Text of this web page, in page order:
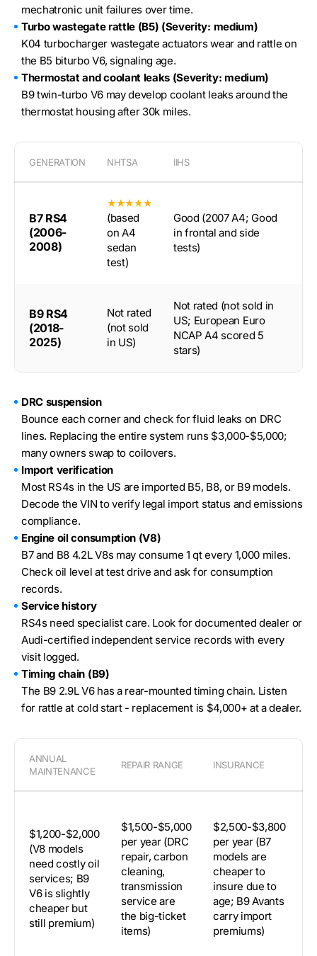
mechatronic unit failures over time.
Turbo wastegate rattle (B5) (Severity: medium)
K04 turbocharger wastegate actuators wear and rattle on
the B5 biturbo V6, signaling age.
Thermostat and coolant leaks (Severity: medium)
B9 twin-turbo V6 may develop coolant leaks around the
thermostat housing after 30k miles.
GENERATION NHTSA IIHS
B7 RS4
(2006-
2008)
★★★★★
(based
on A4
sedan
test)
Good (2007 A4; Good
in frontal and side
tests)
B9 RS4
(2018-
2025)
Not rated
(not sold
in US)
Not rated (not sold in
US; European Euro
NCAP A4 scored 5
stars)
DRC suspension
Bounce each corner and check for fluid leaks on DRC
lines. Replacing the entire system runs $3,000-$5,000;
many owners swap to coilovers.
Import verification
Most RS4s in the US are imported B5, B8, or B9 models.
Decode the VIN to verify legal import status and emissions
compliance.
Engine oil consumption (V8)
B7 and B8 4.2L V8s may consume 1 qt every 1,000 miles.
Check oil level at test drive and ask for consumption
records.
Service history
RS4s need specialist care. Look for documented dealer or
Audi-certified independent service records with every
visit logged.
Timing chain (B9)
The B9 2.9L V6 has a rear-mounted timing chain. Listen
for rattle at cold start - replacement is $4,000+ at a dealer.
ANNUAL
MAINTENANCE
REPAIR RANGE INSURANCE
$1,200-$2,000
(V8 models
need costly oil
services; B9
V6 is slightly
cheaper but
still premium)
$1,500-$5,000
per year (DRC
repair, carbon
cleaning,
transmission
service are
the big-ticket
items)
$2,500-$3,800
per year (B7
models are
cheaper to
insure due to
age; B9 Avants
carry import
premiums)